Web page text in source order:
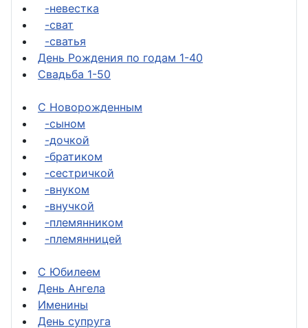
-невестка
-сват
-сватья
День Рождения по годам 1-40
Свадьба 1-50
С Новорожденным
-сыном
-дочкой
-братиком
-сестричкой
-внуком
-внучкой
-племянником
-племянницей
С Юбилеем
День Ангела
Именины
День супруга